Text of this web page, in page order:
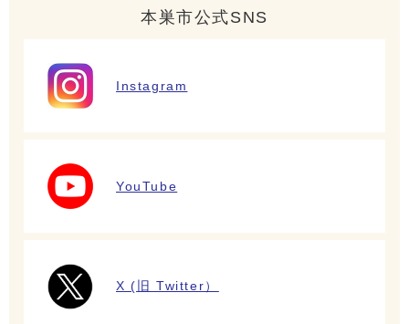
本巣市公式SNS
Instagram
YouTube
X (旧 Twitter）